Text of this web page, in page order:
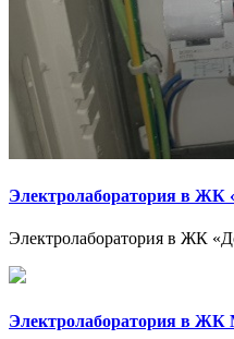
Электролаборатория в ЖК
Электролаборатория в ЖК
Электролаборатория в ЖК